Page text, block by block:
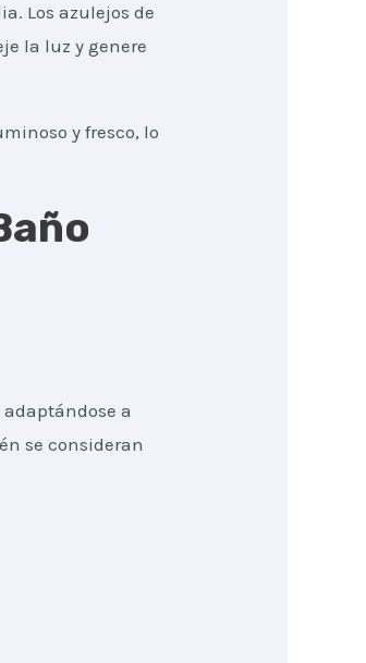
Los azulejos de
la luz y genere
y fresco, lo
a
se consideran